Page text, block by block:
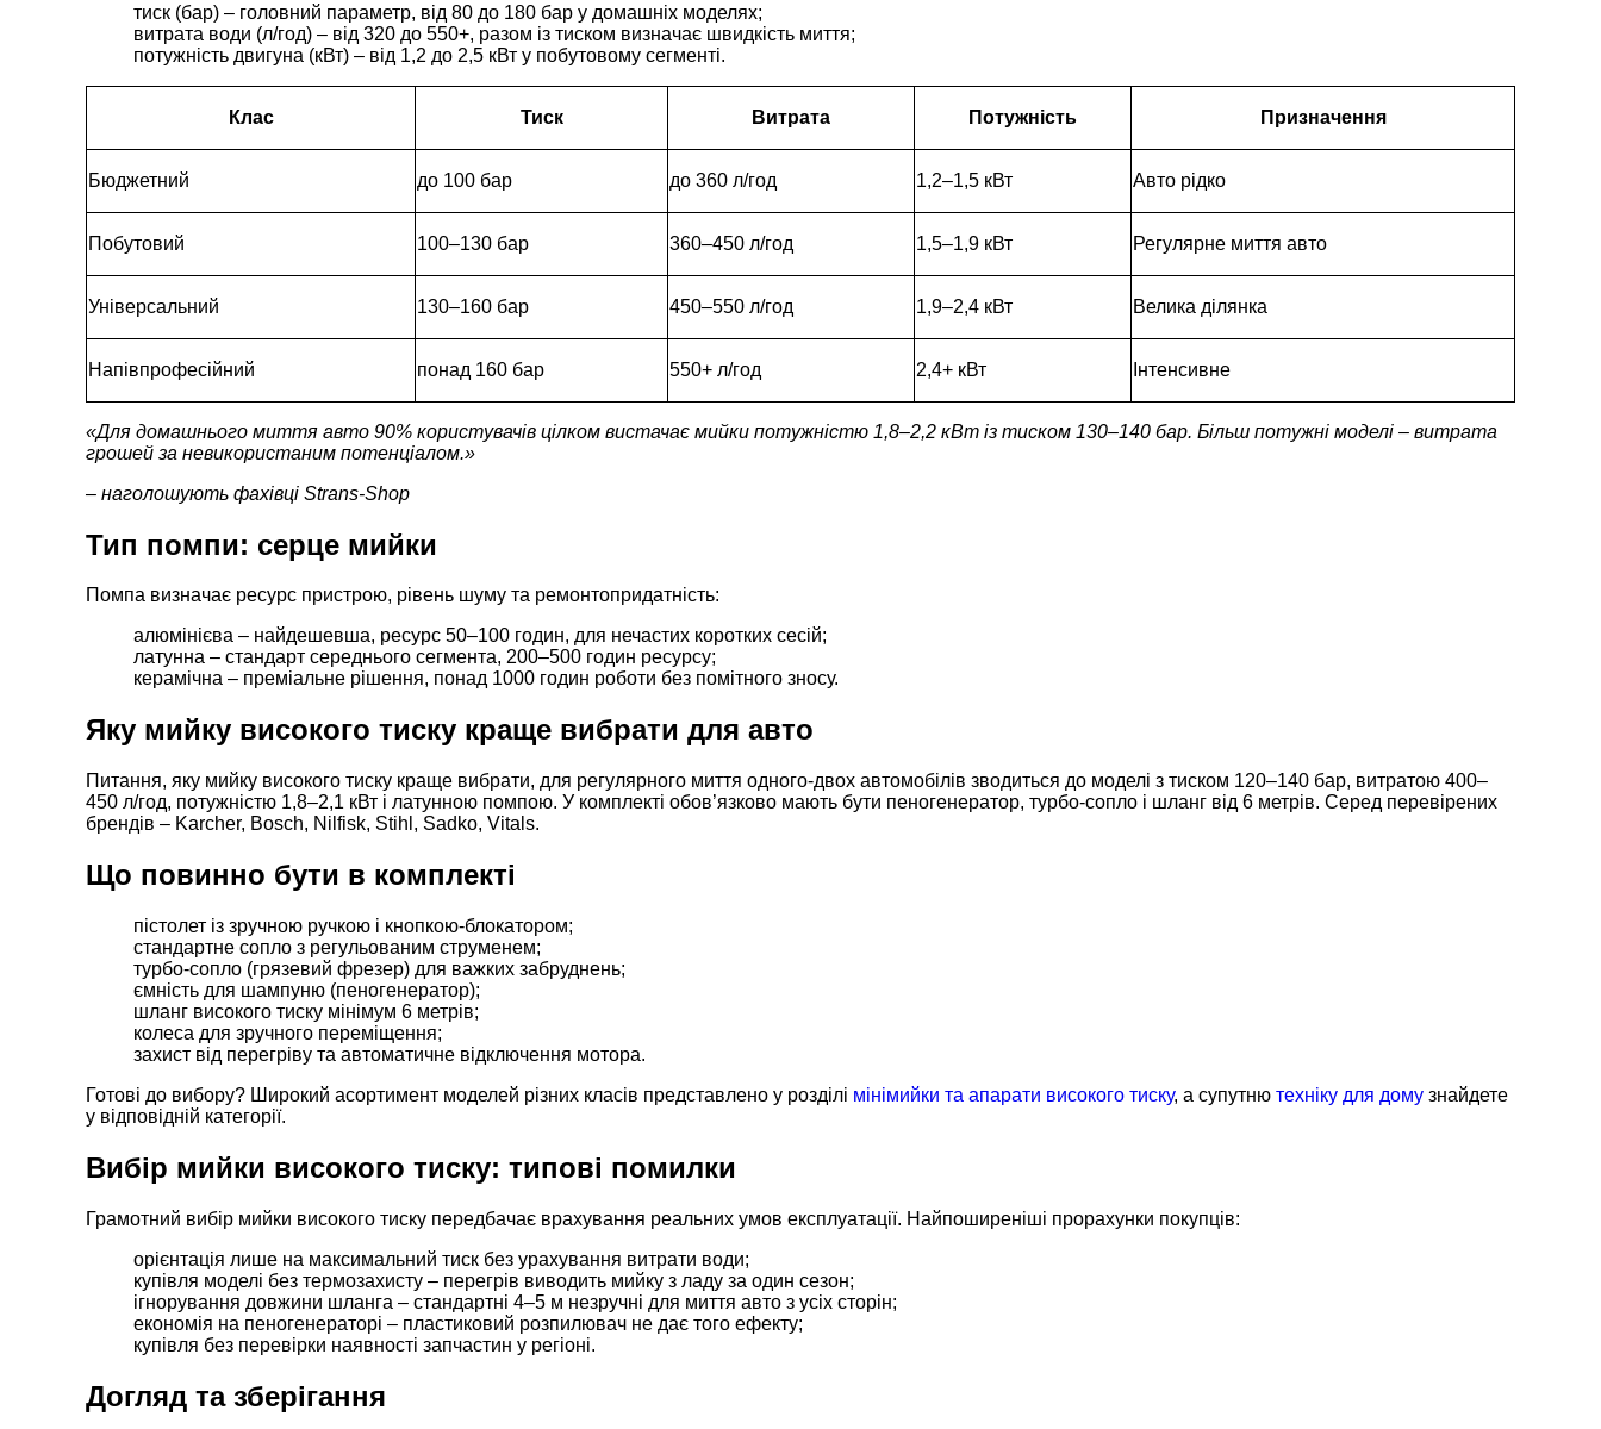
тиск (бар) – головний параметр, від 80 до 180 бар у домашніх моделях;
витрата води (л/год) – від 320 до 550+, разом із тиском визначає швидкість миття;
потужність двигуна (кВт) – від 1,2 до 2,5 кВт у побутовому сегменті.
Клас Тиск Витрата Потужність Призначення
Бюджетний до 100 бар до 360 л/год 1,2–1,5 кВт Авто рідко
Побутовий 100–130 бар 360–450 л/год 1,5–1,9 кВт Регулярне миття авто
Універсальний 130–160 бар 450–550 л/год 1,9–2,4 кВт Велика ділянка
Напівпрофесійний понад 160 бар 550+ л/год 2,4+ кВт Інтенсивне
«Для домашнього миття авто 90% користувачів цілком вистачає мийки потужністю 1,8–2,2 кВт із тиском 130–140 бар. Більш потужні моделі – витрата
грошей за невикористаним потенціалом.»
– наголошують фахівці Strans-Shop
Тип помпи: серце мийки
Помпа визначає ресурс пристрою, рівень шуму та ремонтопридатність:
алюмінієва – найдешевша, ресурс 50–100 годин, для нечастих коротких сесій;
латунна – стандарт середнього сегмента, 200–500 годин ресурсу;
керамічна – преміальне рішення, понад 1000 годин роботи без помітного зносу.
Яку мийку високого тиску краще вибрати для авто
Питання, яку мийку високого тиску краще вибрати, для регулярного миття одного-двох автомобілів зводиться до моделі з тиском 120–140 бар, витратою 400–
450 л/год, потужністю 1,8–2,1 кВт і латунною помпою. У комплекті обов’язково мають бути пеногенератор, турбо-сопло і шланг від 6 метрів. Серед перевірених
брендів – Karcher, Bosch, Nilfisk, Stihl, Sadko, Vitals.
Що повинно бути в комплекті
пістолет із зручною ручкою і кнопкою-блокатором;
стандартне сопло з регульованим струменем;
турбо-сопло (грязевий фрезер) для важких забруднень;
ємність для шампуню (пеногенератор);
шланг високого тиску мінімум 6 метрів;
колеса для зручного переміщення;
захист від перегріву та автоматичне відключення мотора.
Готові до вибору? Широкий асортимент моделей різних класів представлено у розділі мінімийки та апарати високого тиску, а супутню техніку для дому знайдете
у відповідній категорії.
Вибір мийки високого тиску: типові помилки
Грамотний вибір мийки високого тиску передбачає врахування реальних умов експлуатації. Найпоширеніші прорахунки покупців:
орієнтація лише на максимальний тиск без урахування витрати води;
купівля моделі без термозахисту – перегрів виводить мийку з ладу за один сезон;
ігнорування довжини шланга – стандартні 4–5 м незручні для миття авто з усіх сторін;
економія на пеногенераторі – пластиковий розпилювач не дає того ефекту;
купівля без перевірки наявності запчастин у регіоні.
Догляд та зберігання